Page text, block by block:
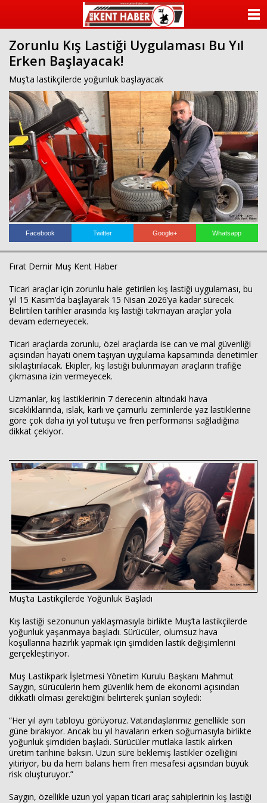
Zorunlu Kış Lastiği Uygulaması Bu Yıl
Erken Başlayacak!
Muş’ta lastikçilerde yoğunluk başlayacak
Facebook Twitter Google+ Whatsapp
Fırat Demir Muş Kent Haber
Ticari araçlar için zorunlu hale getirilen kış lastiği uygulaması, bu
yıl 15 Kasım’da başlayarak 15 Nisan 2026’ya kadar sürecek.
Belirtilen tarihler arasında kış lastiği takmayan araçlar yola
devam edemeyecek.
Ticari araçlarda zorunlu, özel araçlarda ise can ve mal güvenliği
açısından hayati önem taşıyan uygulama kapsamında denetimler
sıkılaştırılacak. Ekipler, kış lastiği bulunmayan araçların trafiğe
çıkmasına izin vermeyecek.
Uzmanlar, kış lastiklerinin 7 derecenin altındaki hava
sıcaklıklarında, ıslak, karlı ve çamurlu zeminlerde yaz lastiklerine
göre çok daha iyi yol tutuşu ve fren performansı sağladığına
dikkat çekiyor.
Muş’ta Lastikçilerde Yoğunluk Başladı
Kış lastiği sezonunun yaklaşmasıyla birlikte Muş’ta lastikçilerde
yoğunluk yaşanmaya başladı. Sürücüler, olumsuz hava
koşullarına hazırlık yapmak için şimdiden lastik değişimlerini
gerçekleştiriyor.
Muş Lastikpark İşletmesi Yönetim Kurulu Başkanı Mahmut
Saygın, sürücülerin hem güvenlik hem de ekonomi açısından
dikkatli olması gerektiğini belirterek şunları söyledi:
“Her yıl aynı tabloyu görüyoruz. Vatandaşlarımız genellikle son
güne bırakıyor. Ancak bu yıl havaların erken soğumasıyla birlikte
yoğunluk şimdiden başladı. Sürücüler mutlaka lastik alırken
üretim tarihine baksın. Uzun süre beklemiş lastikler özelliğini
yitiriyor, bu da hem balans hem fren mesafesi açısından büyük
risk oluşturuyor.”
Saygın, özellikle uzun yol yapan ticari araç sahiplerinin kış lastiği
ANASAYFA
KATEGORİLER
ANKETLER
FOTO GALERİ
VİDEO GALERİ
KÜNYE
İLETİŞİM
Haberin Doğru Adresi.